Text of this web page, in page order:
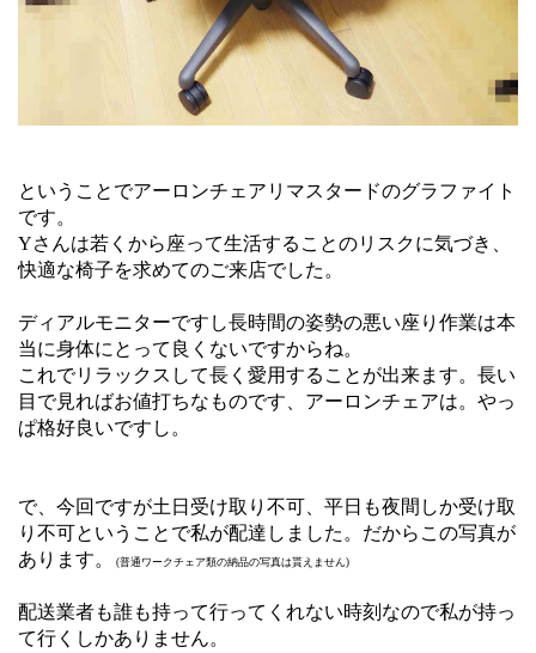
ということでアーロンチェアリマスタードのグラファイト
です。
Yさんは若くから座って生活することのリスクに気づき、
快適な椅子を求めてのご来店でした。
ディアルモニターですし長時間の姿勢の悪い座り作業は本
当に身体にとって良くないですからね。
これでリラックスして長く愛用することが出来ます。長い
目で見ればお値打ちなものです、アーロンチェアは。やっ
ぱ格好良いですし。
で、今回ですが土日受け取り不可、平日も夜間しか受け取
り不可ということで私が配達しました。だからこの写真が
あります。
(普通ワークチェア類の納品の写真は貰えません)
配送業者も誰も持って行ってくれない時刻なので私が持っ
て行くしかありません。